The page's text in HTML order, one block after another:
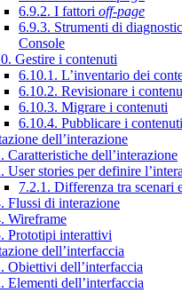
6.9.2. I fattori off-page
6.9.3. Strumenti di
Console
Gestire i contenuti
6.10.1. L’inventario dei
6.10.2. Revisionare i
6.10.3. Migrare i contenuti
6.10.4. Pubblicare i contenuti
dell’interazione
Caratteristiche dell’interazione
User stories per definire
7.2.1. Differenza tra scenari
Flussi di interazione
Wireframe
Prototipi interattivi
dell’interfaccia
Obiettivi dell’interfaccia
Elementi dell’interfaccia